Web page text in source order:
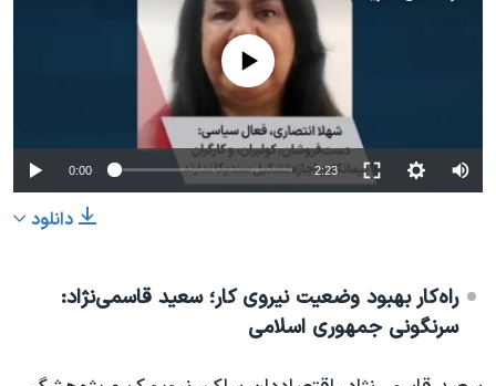
No media source currently available
0:00 2:23
دانلود
راه‌کار بهبود وضعیت نیروی کار؛ سعید قاسمی‌نژاد:
سرنگونی جمهوری اسلامی